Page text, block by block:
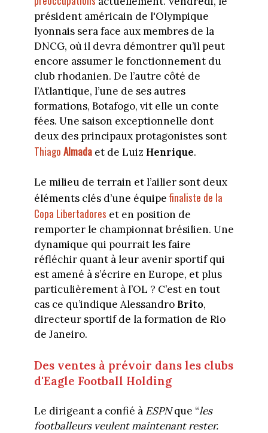
président américain de l'Olympique
lyonnais sera face aux membres de la
DNCG, où il devra démontrer qu’il peut
encore assumer le fonctionnement du
club rhodanien. De l’autre côté de
l’Atlantique, l’une de ses autres
formations, Botafogo, vit elle un conte
fées. Une saison exceptionnelle dont
deux des principaux protagonistes sont
Thiago Almada et de Luiz Henrique.
Le milieu de terrain et l’ailier sont deux
éléments clés d’une équipefinaliste de la
Copa Libertadores et en position de
remporter le championnat brésilien. Une
dynamique qui pourrait les faire
réfléchir quant à leur avenir sportif qui
est amené à s’écrire en Europe, et plus
particulièrement à l’OL ? C’est en tout
cas ce qu’indique Alessandro Brito,
directeur sportif de la formation de Rio
de Janeiro.
Des ventes à prévoir dans les clubs
d'Eagle Football Holding
Le dirigeant a confié à ESPNque “les
footballeurs veulent maintenant rester.